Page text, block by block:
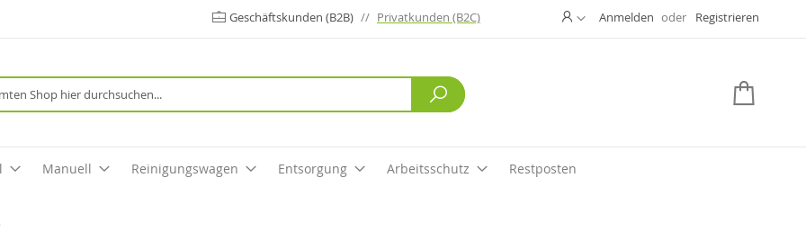
Geschäftskunden (B2B) // Privatkunden (B2C) ÄndernAnmelden Registrieren
Suche
Suche
Manuell Reinigungswagen Entsorgung Arbeitsschutz Restposten